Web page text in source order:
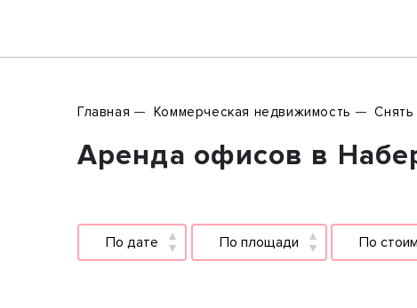
Главная Коммерческая недвижимость Снять
Аренда офисов в
По дате По площади По